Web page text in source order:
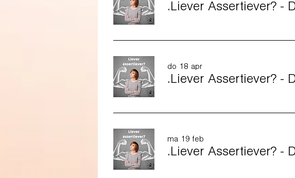
.Liever Assertiever? -
do 18 apr
.Liever Assertiever? -
ma 19 feb
.Liever Assertiever? -